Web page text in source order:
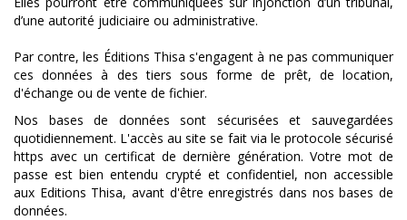
d’une autorité judiciaire ou administrative.
Par contre, les Éditions Thisa s'engagent à ne pas communiquer
ces données à des tiers sous forme de prêt, de location,
d'échange ou de vente de fichier.
Nos bases de données sont sécurisées et sauvegardées
quotidiennement. L'accès au site se fait via le protocole sécurisé
https avec un certificat de dernière génération. Votre mot de
passe est bien entendu crypté et confidentiel, non accessible
aux Editions Thisa, avant d'être enregistrés dans nos bases de
données.